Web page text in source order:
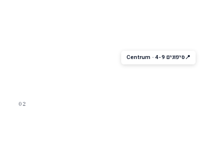
סיפונים 4-9 · Centrum
02